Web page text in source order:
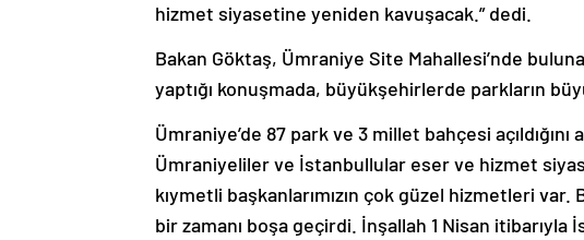
hizmet siyasetine yeniden kavuşacak.” dedi.
Bakan Göktaş, Ümraniye Site Mahallesi’nde
yaptığı konuşmada, büyükşehirlerde parkların
Ümraniye’de 87 park ve 3 millet bahçesi
Ümraniyeliler ve İstanbullular eser ve hizmet
kıymetli başkanlarımızın çok güzel hizmetleri
bir zamanı boşa geçirdi. İnşallah 1 Nisan